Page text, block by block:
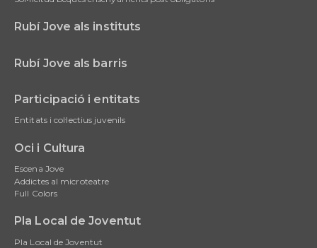
Rubí Jove als instituts
Rubí Jove als barris
Participació i entitats
Entitats i col·lectius juvenils
Oci i Cultura
Escena Jove
Addictes al microteatre
Full Colors
Pla Local de Joventut
Pla Local de Joventut